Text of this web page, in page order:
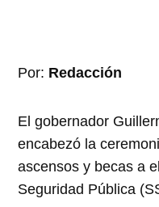
Por: Redacción
El gobernador
encabezó la
ascensos y becas a
Seguridad Pública